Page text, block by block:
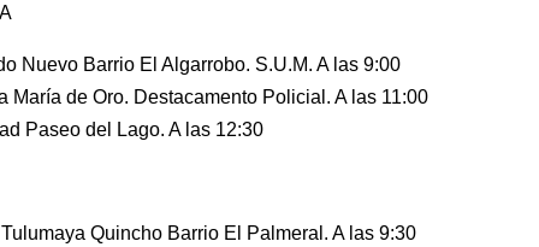
Nuevo Barrio El Algarrobo. S.U.M. A las 9:00
María de Oro. Destacamento Policial. A las 11:00
Paseo del Lago. A las 12:30
Quincho Barrio El Palmeral. A las 9:30